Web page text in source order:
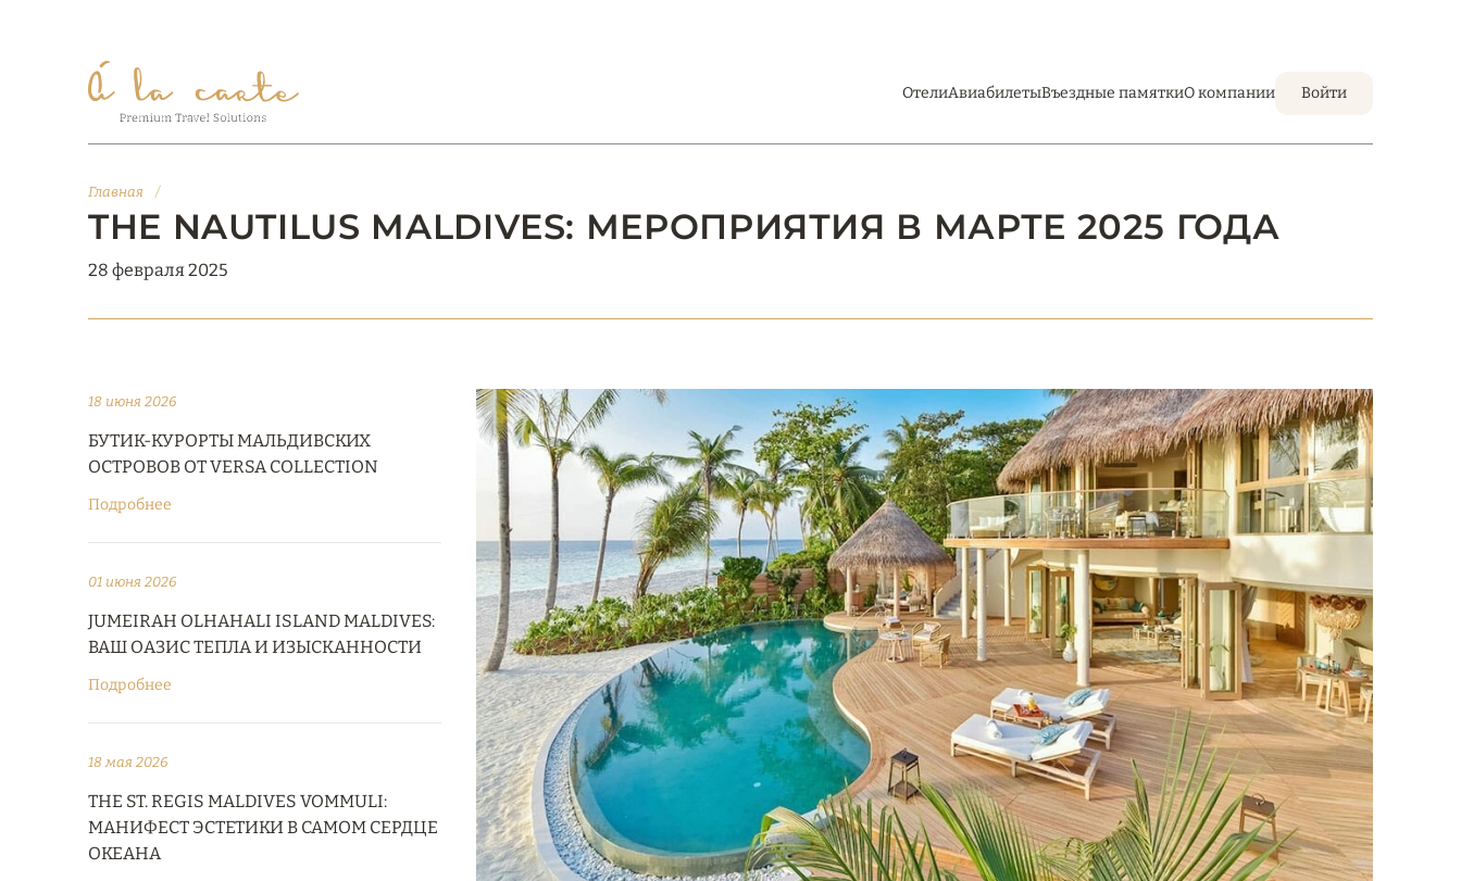
ОтелиАвиабилетыВъездные памяткиО компании Войти
Главная /
THE NAUTILUS MALDIVES: МЕРОПРИЯТИЯ В МАРТЕ 2025 ГОДА
28 февраля 2025
18 июня 2026
БУТИК-КУРОРТЫ МАЛЬДИВСКИХ
ОСТРОВОВ ОТ VERSA COLLECTION
Подробнее
01 июня 2026
JUMEIRAH OLHAHALI ISLAND MALDIVES:
ВАШ ОАЗИС ТЕПЛА И ИЗЫСКАННОСТИ
Подробнее
18 мая 2026
THE ST. REGIS MALDIVES VOMMULI:
МАНИФЕСТ ЭСТЕТИКИ В САМОМ СЕРДЦЕ
ОКЕАНА